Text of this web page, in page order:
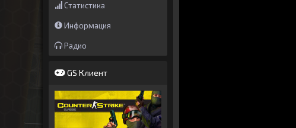
Статистика
Информация
Радио
GS Клиент